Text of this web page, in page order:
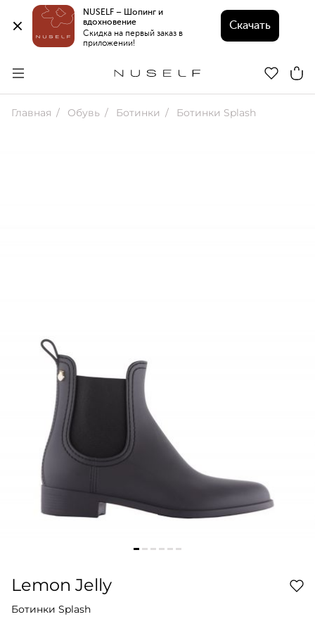
NUSELF – Шопинг и
вдохновение
Скидка на первый заказ в
приложении!
Скачать
Главная Обувь Ботинки Ботинки Splash
Lemon Jelly
Ботинки Splash